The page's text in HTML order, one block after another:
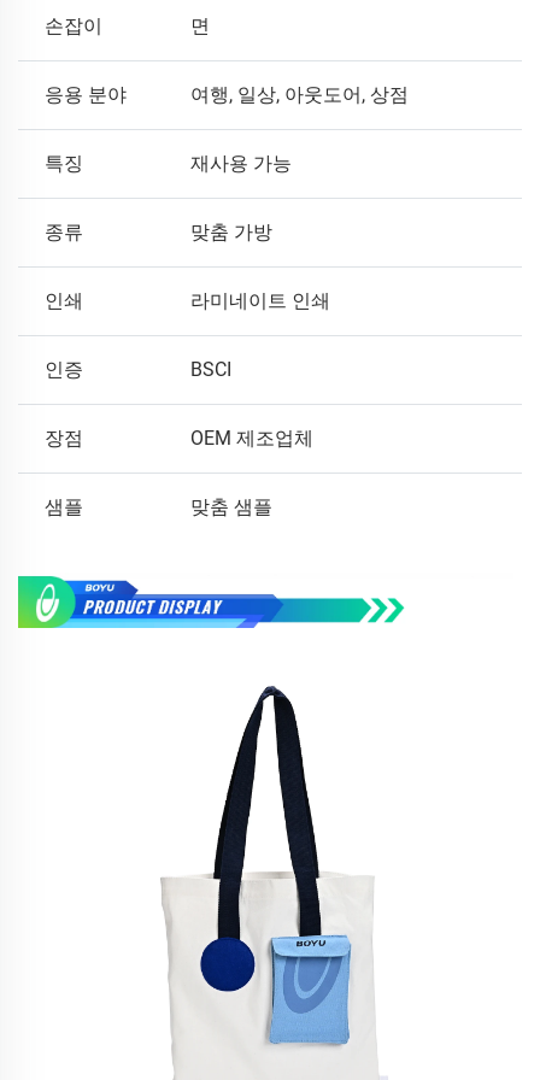
손잡이 면
응용 분야 여행, 일상, 아웃도어, 상점
특징 재사용 가능
종류 맞춤 가방
인쇄 라미네이트 인쇄
인증 BSCI
장점 OEM 제조업체
샘플 맞춤 샘플